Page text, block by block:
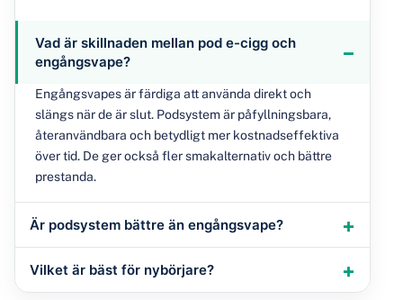
Vad är skillnaden mellan pod e-cigg och
engångsvape?
Engångsvapes är färdiga att använda direkt och
slängs när de är slut. Podsystem är påfyllningsbara,
återanvändbara och betydligt mer kostnadseffektiva
över tid. De ger också fler smakalternativ och bättre
prestanda.
Är podsystem bättre än engångsvape?
Vilket är bäst för nybörjare?